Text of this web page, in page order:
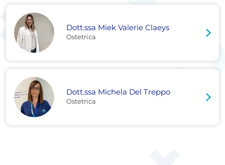
Dott.ssa Miek Valerie Claeys
Ostetrica
Dott.ssa Michela Del Treppo
Ostetrica